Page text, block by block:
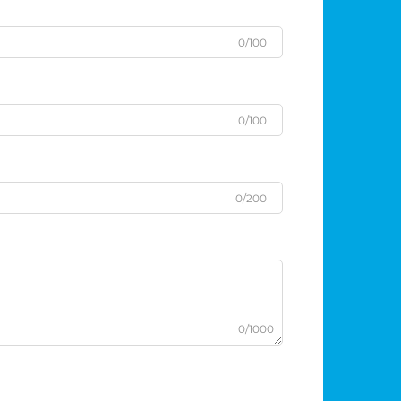
0/100
0/100
0/200
0/1000